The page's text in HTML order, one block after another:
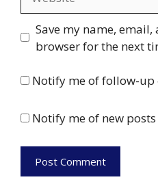
Save my name,
browser for the next
Notify me of follow-up
Notify me of new